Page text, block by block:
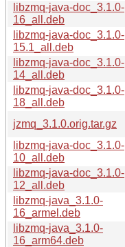
libzmq-java-doc_3.1.0-
16_all.deb
libzmq-java-doc_3.1.0-
15.1_all.deb
libzmq-java-doc_3.1.0-
14_all.deb
libzmq-java-doc_3.1.0-
18_all.deb
jzmq_3.1.0.orig.tar.gz
libzmq-java-doc_3.1.0-
10_all.deb
libzmq-java-doc_3.1.0-
12_all.deb
libzmq-java_3.1.0-
16_armel.deb
libzmq-java_3.1.0-
16_arm64.deb